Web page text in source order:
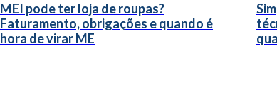
MEI pode ter loja de roupas?
Faturamento, obrigações e quando é
hora de virar ME